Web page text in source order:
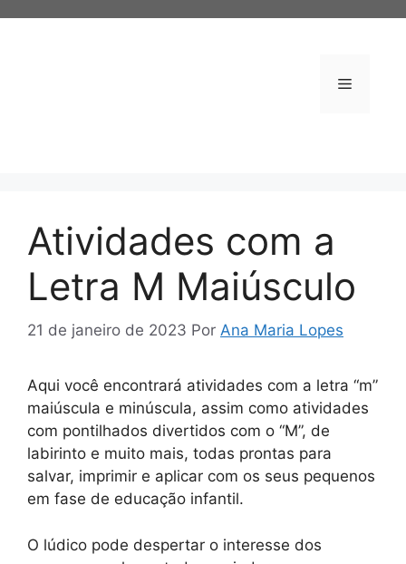
Menu
Atividades com a
Letra M Maiúsculo
21 de janeiro de 2023 Por Ana Maria Lopes
Aqui você encontrará atividades com a letra “m”
maiúscula e minúscula, assim como atividades
com pontilhados divertidos com o “M”, de
labirinto e muito mais, todas prontas para
salvar, imprimir e aplicar com os seus pequenos
em fase de educação infantil.
O lúdico pode despertar o interesse dos